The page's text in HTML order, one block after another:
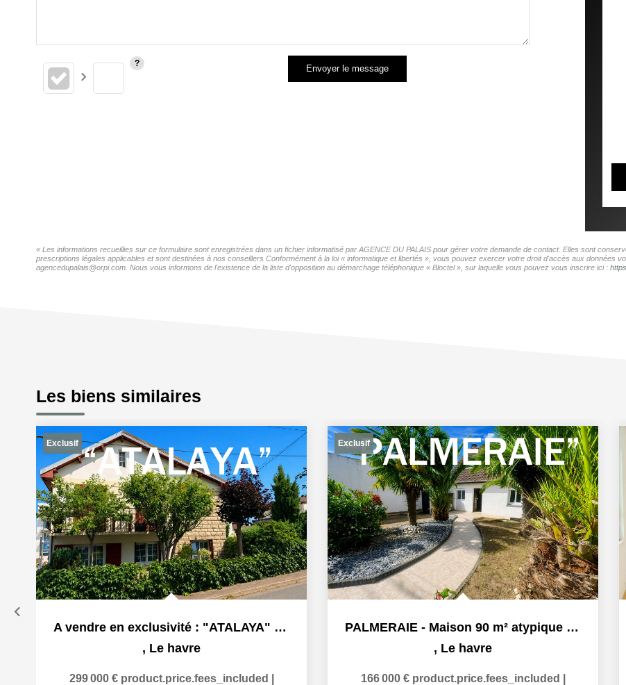
Envoyer le message
« Les informations recueillies sur ce formulaire sont enregistrées dans un fichier informatisé par AGENCE DU PALAIS pour gérer votre demande de contact. Elles sont
prescriptions légales applicables et sont destinées à nos conseillers Conformément à la loi « informatique et libertés », vous pouvez exercer votre droit d'accès aux données
agencedupalais@orpi.com. Nous vous informons de l'existence de la liste d'opposition au démarchage téléphonique « Bloctel », sur laquelle vous pouvez vous inscrire ici :
Les biens similaires
Exclusif
A vendre en exclusivité : "ATALAYA" maison à Le Havre,...
, Le havre
299 000 € product.price.fees_included
Exclusif
PALMERAIE - Maison 90 m² atypique avec jardin de palmiers -...
, Le havre
166 000 € product.price.fees_included